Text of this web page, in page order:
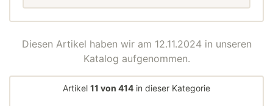
Diesen Artikel haben wir am 12.11.2024 in unseren
Katalog aufgenommen.
Artikel 11 von 414 in dieser Kategorie